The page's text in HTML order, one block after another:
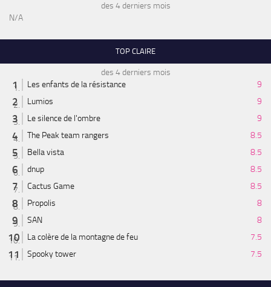
des 4 derniers mois
N/A
TOP CLAIRE
des 4 derniers mois
Les enfants de la résistance
9
Lumios
9
Le silence de l'ombre
9
The Peak team rangers
8.5
Bella vista
8.5
dnup
8.5
Cactus Game
8.5
Propolis
8
SAN
8
La colère de la montagne de feu
7.5
Spooky tower
7.5